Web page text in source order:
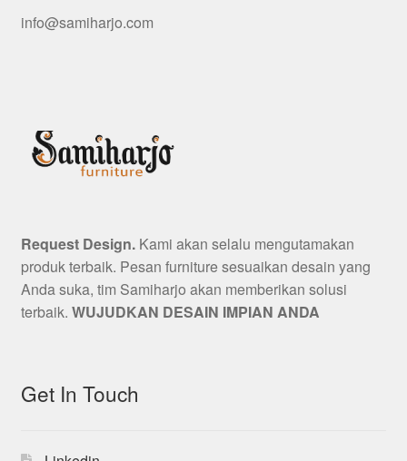
info@samiharjo.com
Request Design.Kami akan selalu mengutamakan
produk terbaik. Pesan furniture sesuaikan desain yang
Anda suka, tim Samiharjo akan memberikan solusi
terbaik. WUJUDKAN DESAIN IMPIAN ANDA
Get In Touch